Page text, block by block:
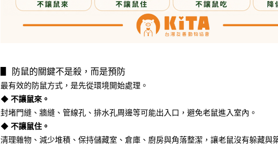
▋ 防鼠的關鍵不是殺，而是預防
最有效的防鼠方式，是先從環境開始處理。
◆ 不讓鼠來。
封堵門縫、牆縫、管線孔、排水孔周邊等可能出入口，避免老鼠進入室內。
◆ 不讓鼠住。
清理雜物、減少堆積、保持儲藏室、倉庫、廚房與角落整潔，讓老鼠沒有躲藏與